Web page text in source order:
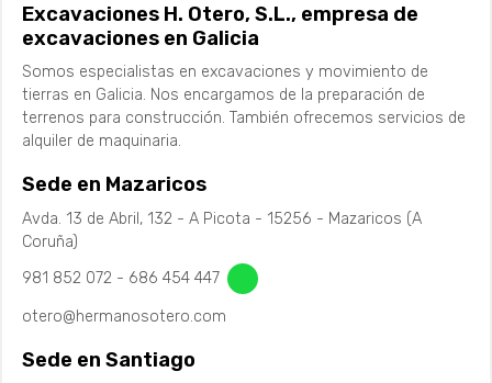
Excavaciones H. Otero, S.L., empresa de
excavaciones en Galicia
Somos especialistas en excavaciones y movimiento de
tierras en Galicia. Nos encargamos de la preparación de
terrenos para construcción. También ofrecemos servicios de
alquiler de maquinaria.
Sede en Mazaricos
Avda. 13 de Abril, 132 - A Picota - 15256 - Mazaricos (A
Coruña)
981 852 072 - 686 454 447
otero@hermanosotero.com
Sede en Santiago